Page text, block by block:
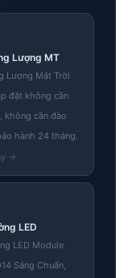
Lượng MT
Lượng Mặt Trời
đặt không cần
không cần đào
hành 24 tháng.
LED
LED Module
Sáng Chuẩn,